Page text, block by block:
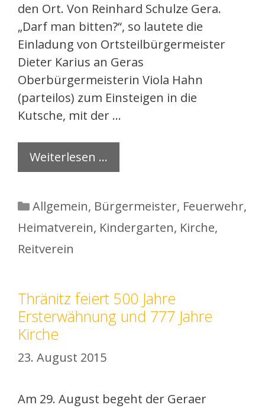
den Ort. Von Reinhard Schulze Gera.
„Darf man bitten?“, so lautete die
Einladung von Ortsteilbürgermeister
Dieter Karius an Geras
Oberbürgermeisterin Viola Hahn
(parteilos) zum Einsteigen in die
Kutsche, mit der …
Weiterlesen …
Kategorien
Allgemein, Bürgermeister, Feuerwehr,
Heimatverein, Kindergarten, Kirche,
Reitverein
Thränitz feiert 500 Jahre
Ersterwähnung und 777 Jahre
Kirche
23. August 2015
Am 29. August begeht der Geraer